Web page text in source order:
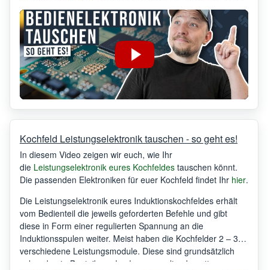
Kochfeld Leistungselektronik tauschen - so geht es!
In diesem Video zeigen wir euch, wie Ihr
die Leistungselektronik eures Kochfeldes tauschen könnt.
Die passenden Elektroniken für euer Kochfeld findet Ihr hier.
Die Leistungselektronik eures Induktionskochfeldes erhält
vom Bedienteil die jeweils geforderten Befehle und gibt
diese in Form einer regulierten Spannung an die
Induktionsspulen weiter. Meist haben die Kochfelder 2 – 3
verschiedene Leistungsmodule. Diese sind grundsätzlich
sehr robuste Bauteile und gehen nur selten kaputt.